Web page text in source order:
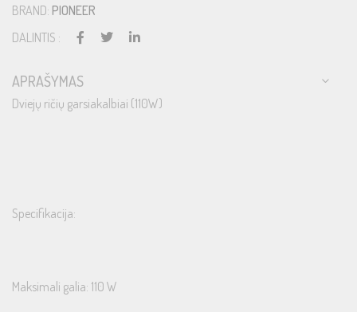
BRAND: PIONEER
DALINTIS :
APRAŠYMAS
Dviejų ričių garsiakalbiai (110W)
Specifikacija:
Maksimali galia: 110 W